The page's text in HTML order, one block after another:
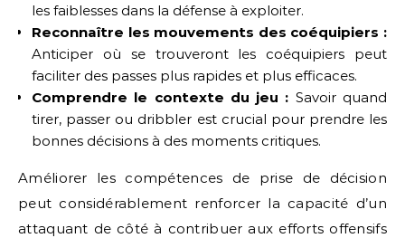
les faiblesses dans la défense à exploiter.
Reconnaître les mouvements des coéquipiers :
Anticiper où se trouveront les coéquipiers peut
faciliter des passes plus rapides et plus efficaces.
Comprendre le contexte du jeu : Savoir quand
tirer, passer ou dribbler est crucial pour prendre les
bonnes décisions à des moments critiques.
Améliorer les compétences de prise de décision
peut considérablement renforcer la capacité d’un
attaquant de côté à contribuer aux efforts offensifs